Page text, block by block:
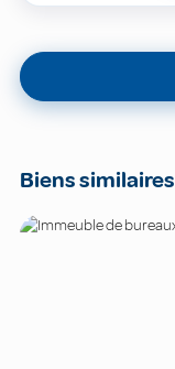
Biens similaires